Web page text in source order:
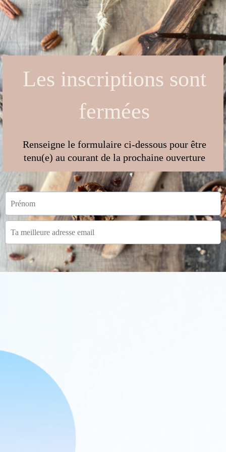
Les inscriptions sont
fermées
Renseigne le formulaire ci-dessous pour être
tenu(e) au courant de la prochaine ouverture